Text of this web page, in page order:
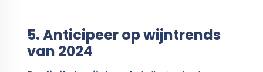
5. Anticipeer op wijntrends
van 2024